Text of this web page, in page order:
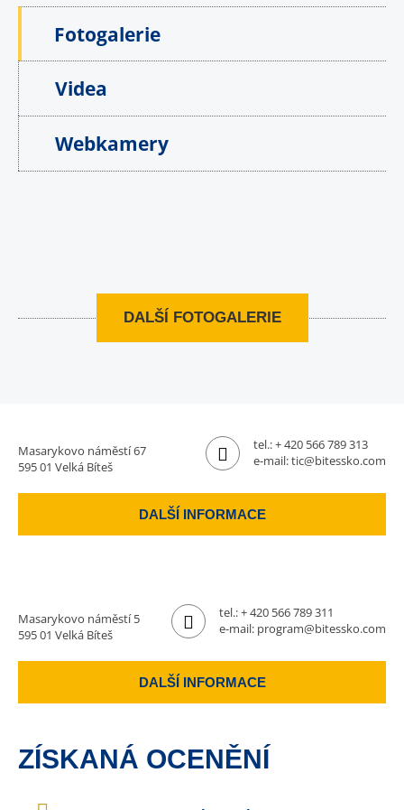
Fotogalerie
Videa
Webkamery
DALŠÍ FOTOGALERIE
Masarykovo náměstí 67
595 01 Velká Bíteš
tel.:+ 420 566 789 313
e-mail:tic@bitessko.com
DALŠÍ INFORMACE
Masarykovo náměstí 5
595 01 Velká Bíteš
tel.:+ 420 566 789 311
e-mail: program@bitessko.com
DALŠÍ INFORMACE
ZÍSKANÁ OCENĚNÍ